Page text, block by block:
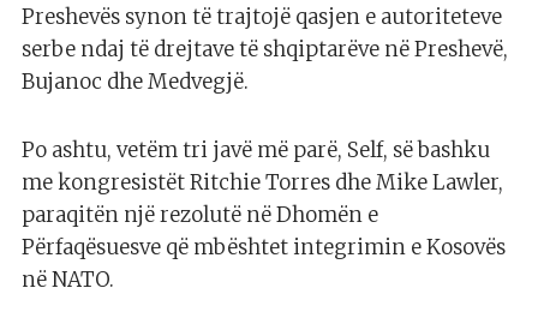
Preshevës synon të trajtojë qasjen e autoriteteve
serbe ndaj të drejtave të shqiptarëve në Preshevë,
Bujanoc dhe Medvegjë.
Po ashtu, vetëm tri javë më parë, Self, së bashku
me kongresistët Ritchie Torres dhe Mike Lawler,
paraqitën një rezolutë në Dhomën e
Përfaqësuesve që mbështet integrimin e Kosovës
në NATO.